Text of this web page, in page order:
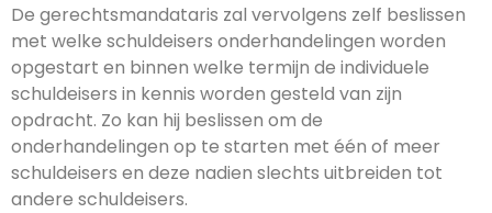
De gerechtsmandataris zal vervolgens zelf beslissen
met welke schuldeisers onderhandelingen worden
opgestart en binnen welke termijn de individuele
schuldeisers in kennis worden gesteld van zijn
opdracht. Zo kan hij beslissen om de
onderhandelingen op te starten met één of meer
schuldeisers en deze nadien slechts uitbreiden tot
andere schuldeisers.